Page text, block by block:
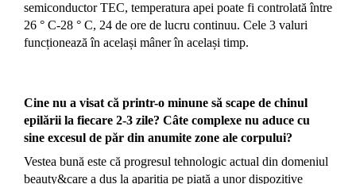
semiconductor TEC, temperatura apei poate fi controlată între
26 ° C-28 ° C, 24 de ore de lucru continuu. Cele 3 valuri
funcționează în același mâner în același timp.
Cine nu a visat că printr-o minune să scape de chinul
epilării la fiecare 2-3 zile? Câte complexe nu aduce cu
sine excesul de păr din anumite zone ale corpului?
Vestea bună este că progresul tehnologic actual din domeniul
beauty&care a dus la apariția pe piață a unor dispozitive